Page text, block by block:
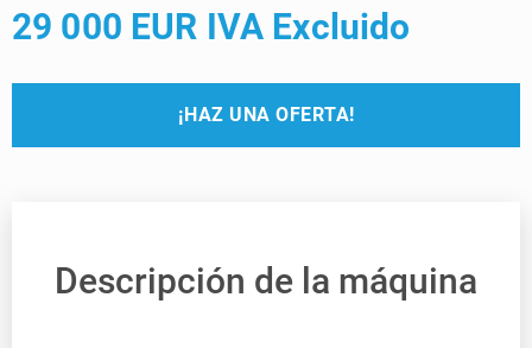
29 000 EUR IVA Excluido
¡HAZ UNA OFERTA!
Descripción de la máquina